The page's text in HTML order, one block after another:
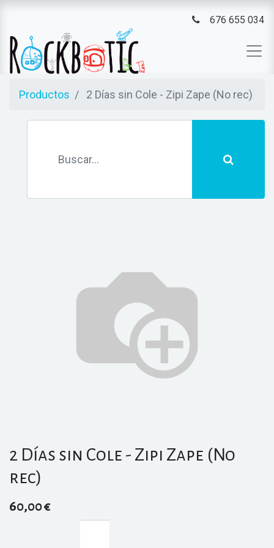
676 655 034
Productos 2 Días sin Cole - Zipi Zape (No rec)
2 Días sin Cole - Zipi Zape (No
rec)
60,00€